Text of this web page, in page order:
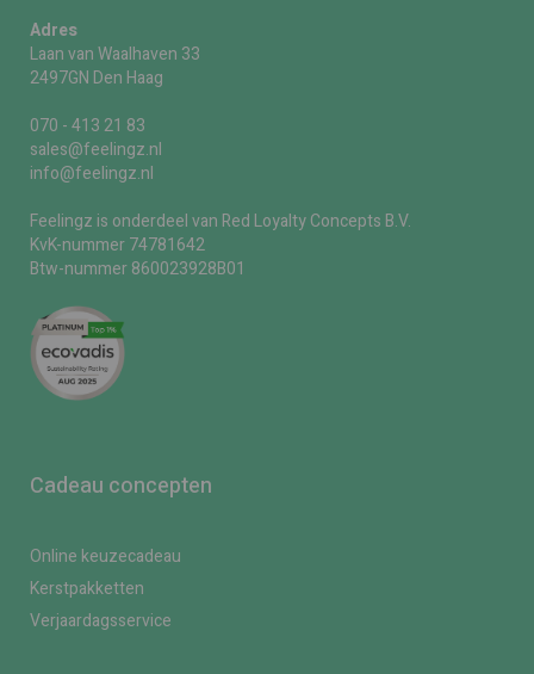
Adres
Laan van Waalhaven 33
2497GN Den Haag
070 - 413 21 83
sales@feelingz.nl
info@feelingz.nl
Feelingz is onderdeel van Red Loyalty Concepts B.V.
KvK-nummer 74781642
Btw-nummer 860023928B01
Cadeau concepten
Online keuzecadeau
Kerstpakketten
Verjaardagsservice